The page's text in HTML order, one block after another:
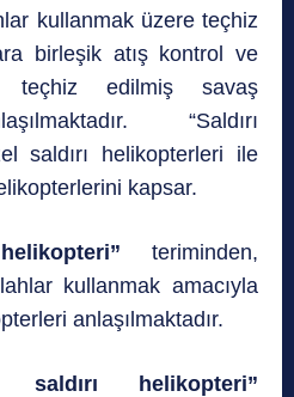
kullanmak üzere teçhiz
birleşik atış kontrol ve
teçhiz edilmiş savaş
“Saldırı
saldırı helikopterleri ile
kapsar.
teriminden,
kullanmak amacıyla
anlaşılmaktadır.
saldırı helikopteri”